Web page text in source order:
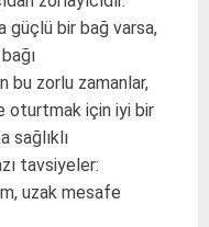
güçlü bir bağ varsa,
bu zorlu zamanlar,
oturtmak için iyi bir
sağlıklı
tavsiyeler:
uzak mesafe